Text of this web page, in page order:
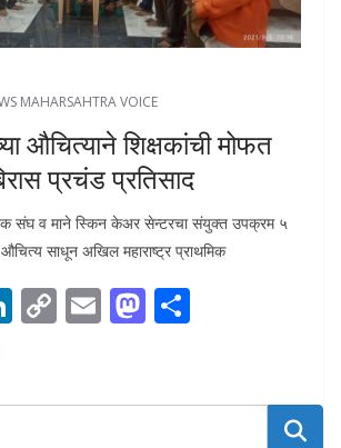
MAHARSAHTRA VOICE
औचित्याने शिक्षकांची मोफत
प्रचंड प्रतिसाद
संघ व माने स्किन केअर सेन्टरचा संयुक्त उपक्रम ५
साधून अखिल महाराष्ट्र प्राथमिक
Li
e
C
y
E
l
M
d e